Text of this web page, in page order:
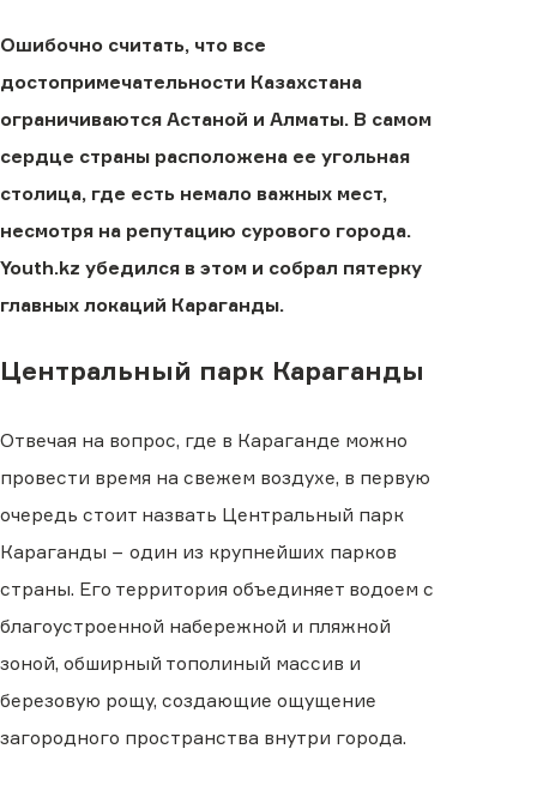
Ошибочно считать, что все
достопримечательности Казахстана
ограничиваются Астаной и Алматы. В самом
сердце страны расположена ее угольная
столица, где есть немало важных мест,
несмотря на репутацию сурового города.
Youth.kz убедился в этом и собрал пятерку
главных локаций Караганды.
Центральный парк Караганды
Отвечая на вопрос, где в Караганде можно
провести время на свежем воздухе, в первую
очередь стоит назвать Центральный парк
Караганды − один из крупнейших парков
страны. Его территория объединяет водоем с
благоустроенной набережной и пляжной
зоной, обширный тополиный массив и
березовую рощу, создающие ощущение
загородного пространства внутри города.